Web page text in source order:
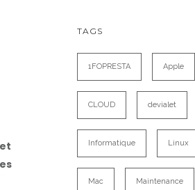
TAGS
1FOPRESTA Apple
CLOUD devialet
Informatique Linux
Mac Maintenance